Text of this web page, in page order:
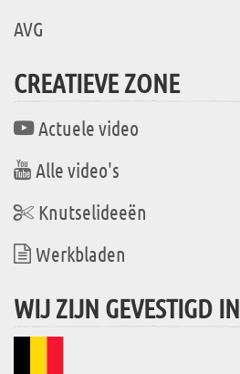
AVG
CREATIEVE ZONE
Actuele video
Alle video's
Knutselideeën
Werkbladen
WIJ ZIJN GEVESTIGD IN